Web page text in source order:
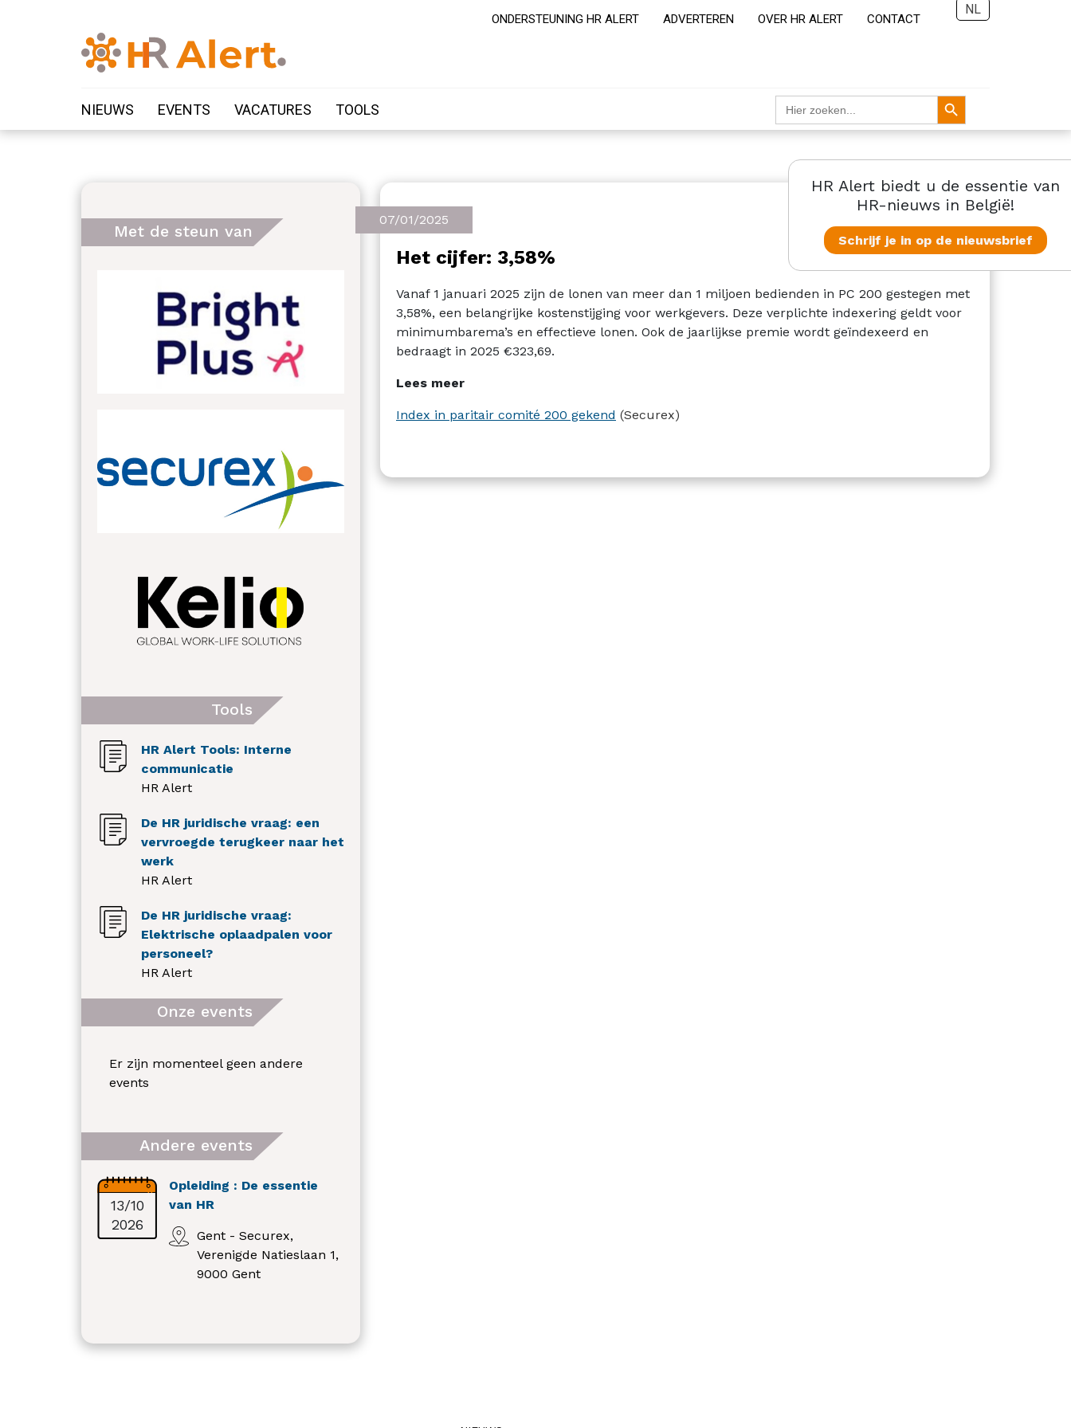
ONDERSTEUNING HR ALERT ADVERTEREN OVER HR ALERT CONTACT
NL
NIEUWS EVENTS VACATURES TOOLS
Zoek
naar:
Zoekknop
Met de steun van
Tools
HR Alert Tools: Interne
communicatie
HR Alert
De HR juridische vraag: een
vervroegde terugkeer naar het
werk
HR Alert
De HR juridische vraag:
Elektrische oplaadpalen voor
personeel?
HR Alert
Onze events
Er zijn momenteel geen andere
events
Andere events
13/10
2026
Opleiding : De essentie
van HR
Gent - Securex,
Verenigde Natieslaan 1,
9000 Gent
HR Alert biedt u de essentie van
HR-nieuws in België!
Schrijf je in op de nieuwsbrief
07/01/2025
Het cijfer: 3,58%
Vanaf 1 januari 2025 zijn de lonen van meer dan 1 miljoen bedienden in PC 200 gestegen met
3,58%, een belangrijke kostenstijging voor werkgevers. Deze verplichte indexering geldt voor
minimumbarema’s en effectieve lonen. Ook de jaarlijkse premie wordt geïndexeerd en
bedraagt in 2025 €323,69.
Lees meer
Index in paritair comité 200 gekend (Securex)